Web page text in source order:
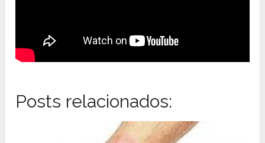
Posts relacionados: